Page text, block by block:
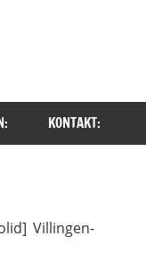
KONTAKT:
Villingen-